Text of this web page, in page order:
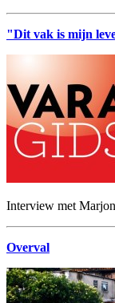
"Dit vak is mijn
Interview met
Overval